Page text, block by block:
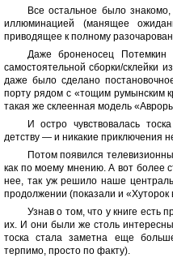
Все остальное было
иллюминацией (манящее
приводящее к полному
Даже броненосец
самостоятельной сборки/склейки
даже было сделано
порту рядом с «тощим румынским
такая же склеенная модель
И остро чувствовалась
детству — и никакие приключения
Потом появился
как по моему мнению. А вот более
нее, так уж решило наше
продолжении (показали и «Хуторок
Узнав о том, что у книге
их. И они были же столь
тоска стала заметна еще
терпимо, просто по факту).